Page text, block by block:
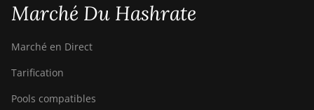
Marché Du Hashrate
Marché en Direct
Tarification
Pools compatibles